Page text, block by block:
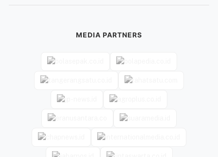
MEDIA PARTNERS